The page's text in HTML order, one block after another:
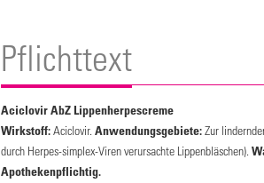
Pflichttext
Aciclovir AbZ Lippenherpescreme
Wirkstoff:Aciclovir. Anwendungsgebiete:Zur
durch Herpes-simplex-Viren verursachte Lippenbläschen).
Apothekenpflichtig.